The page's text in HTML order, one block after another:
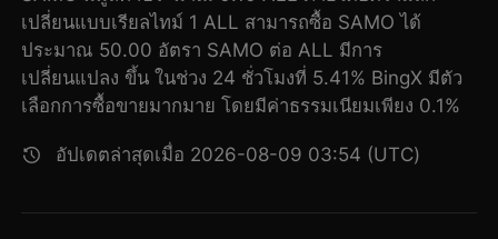
เปลี่ยนแบบเรียลไทม์ 1 ALL สามารถซื้อ SAMO ได้
ประมาณ 50.00 อัตรา SAMO ต่อ ALL มีการ
เปลี่ยนแปลง ขึ้น ในช่วง 24 ชั่วโมงที่ 5.41% BingX มีตัว
เลือกการซื้อขายมากมาย โดยมีค่าธรรมเนียมเพียง 0.1%
อัปเดตล่าสุดเมื่อ 2026-08-09 03:54 (UTC)